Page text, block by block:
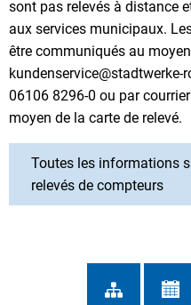
sont pas relevés à distance
aux services municipaux.
être communiqués au
kundenservice@stadtwerke-
06106 8296-0 ou par
moyen de la carte de relevé.
Toutes les informations
relevés de compteurs